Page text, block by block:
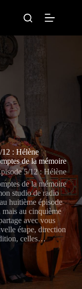
12 : Hélène
de la mémoire
5/12 : Hélène
de la mémoire
studio de radio
huitième épisode
mais au cinquième
avec vous
étape, direction
celles…